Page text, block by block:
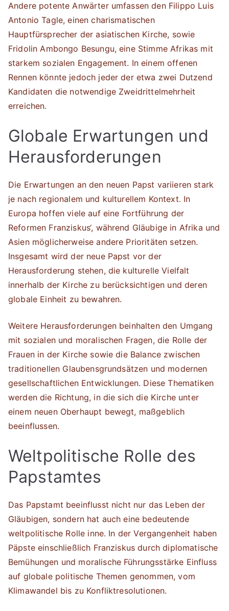
Andere potente Anwärter umfassen den Filippo Luis
Antonio Tagle, einen charismatischen
Hauptfürsprecher der asiatischen Kirche, sowie
Fridolin Ambongo Besungu, eine Stimme Afrikas mit
starkem sozialen Engagement. In einem offenen
Rennen könnte jedoch jeder der etwa zwei Dutzend
Kandidaten die notwendige Zweidrittelmehrheit
erreichen.
Globale Erwartungen und
Herausforderungen
Die Erwartungen an den neuen Papst variieren stark
je nach regionalem und kulturellem Kontext. In
Europa hoffen viele auf eine Fortführung der
Reformen Franziskus‘, während Gläubige in Afrika und
Asien möglicherweise andere Prioritäten setzen.
Insgesamt wird der neue Papst vor der
Herausforderung stehen, die kulturelle Vielfalt
innerhalb der Kirche zu berücksichtigen und deren
globale Einheit zu bewahren.
Weitere Herausforderungen beinhalten den Umgang
mit sozialen und moralischen Fragen, die Rolle der
Frauen in der Kirche sowie die Balance zwischen
traditionellen Glaubensgrundsätzen und modernen
gesellschaftlichen Entwicklungen. Diese Thematiken
werden die Richtung, in die sich die Kirche unter
einem neuen Oberhaupt bewegt, maßgeblich
beeinflussen.
Weltpolitische Rolle des
Papstamtes
Das Papstamt beeinflusst nicht nur das Leben der
Gläubigen, sondern hat auch eine bedeutende
weltpolitische Rolle inne. In der Vergangenheit haben
Päpste einschließlich Franziskus durch diplomatische
Bemühungen und moralische Führungsstärke Einfluss
auf globale politische Themen genommen, vom
Klimawandel bis zu Konfliktresolutionen.